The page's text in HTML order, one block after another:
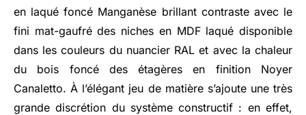
en laqué foncé Manganèse brillant contraste avec le
fini mat-gaufré des niches en MDF laqué disponible
dans les couleurs du nuancier RAL et avec la chaleur
du bois foncé des étagères en finition Noyer
Canaletto. À l’élégant jeu de matière s’ajoute une très
grande discrétion du système constructif : en effet,